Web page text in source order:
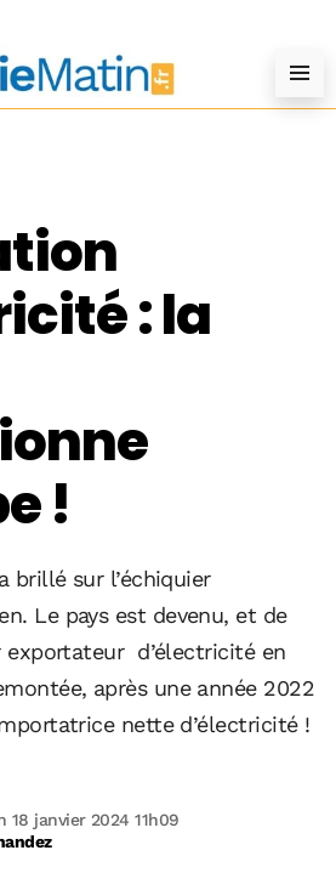
: la
!
brillé sur l’échiquier
Le pays est devenu, et de
d’électricité en
après une année 2022
nette d’électricité !
18 janvier 2024 11h09